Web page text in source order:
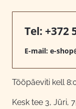
Tel: +372
E-mail: e-
Tööpäeviti kell
Kesk tee 3, Jüri,